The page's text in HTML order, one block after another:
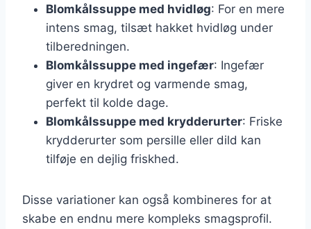
Blomkålssuppe med hvidløg: For en mere
intens smag, tilsæt hakket hvidløg under
tilberedningen.
Blomkålssuppe med ingefær: Ingefær
giver en krydret og varmende smag,
perfekt til kolde dage.
Blomkålssuppe med krydderurter: Friske
krydderurter som persille eller dild kan
tilføje en dejlig friskhed.
Disse variationer kan også kombineres for at
skabe en endnu mere kompleks smagsprofil.